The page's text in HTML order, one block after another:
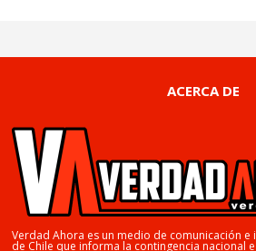
ACERCA DE
Verdad Ahora es un medio de comunicación
de Chile que informa la contingencia nacional